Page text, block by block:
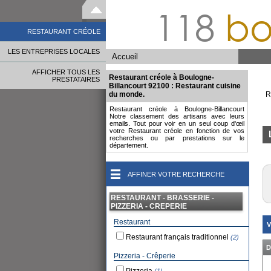
118
Accueil
RESTAURANT CRÉOLE
LES ENTREPRISES LOCALES
AFFICHER TOUS LES
PRESTATAIRES
Restaurant créole à Boulogne-
Billancourt 92100 : Restaurant cuisine
du monde.
Restaurant créole à Boulogne-Billancourt
Notre classement des artisans avec leurs
emails. Tout pour voir en un seul coup d'œil
votre Restaurant créole en fonction de vos
recherches ou par prestations sur le
département.
AFFINER VOTRE RECHERCHE
RESTAURANT - BRASSERIE -
PIZZERIA - CREPERIE
Restaurant
Restaurant français traditionnel (2)
Pizzeria - Crêperie